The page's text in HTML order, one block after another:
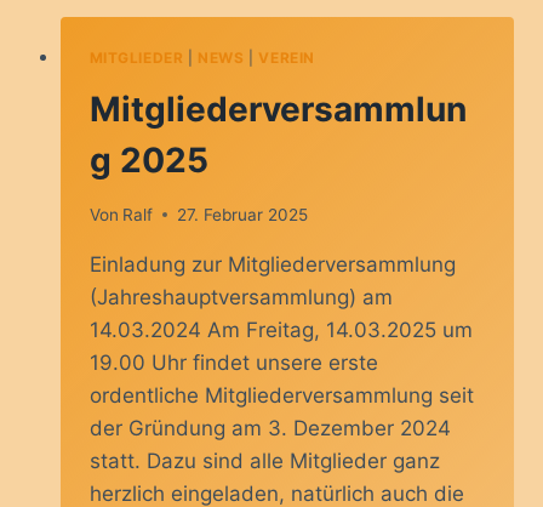
MITGLIEDER NEWS VEREIN
Mitgliederversammlun
g 2025
Von Ralf 27. Februar 2025
Einladung zur Mitgliederversammlung
(Jahreshauptversammlung) am
14.03.2024 Am Freitag, 14.03.2025 um
19.00 Uhr findet unsere erste
ordentliche Mitgliederversammlung seit
der Gründung am 3. Dezember 2024
statt. Dazu sind alle Mitglieder ganz
herzlich eingeladen, natürlich auch die